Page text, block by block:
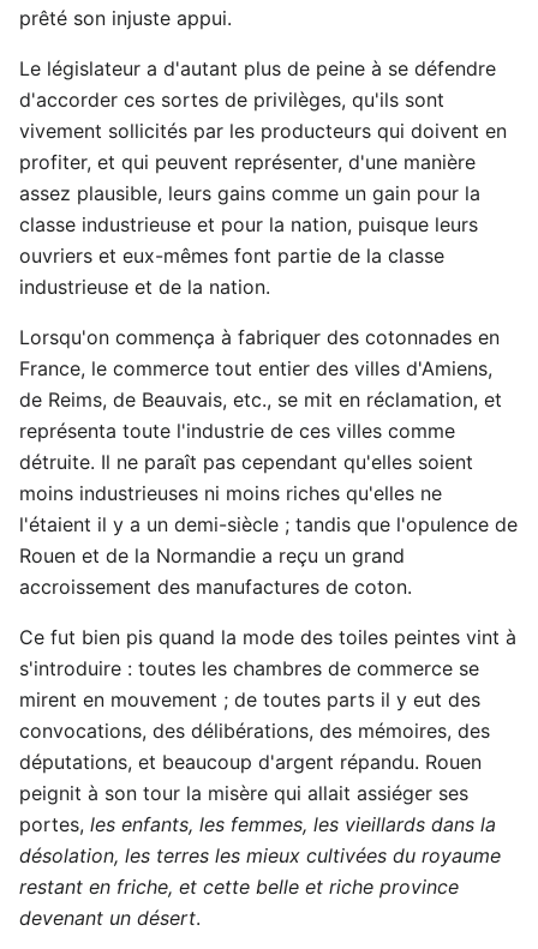
prêté son injuste appui.
Le législateur a d'autant plus de peine à se défendre
d'accorder ces sortes de privilèges, qu'ils sont
vivement sollicités par les producteurs qui doivent en
profiter, et qui peuvent représenter, d'une manière
assez plausible, leurs gains comme un gain pour la
classe industrieuse et pour la nation, puisque leurs
ouvriers et eux-mêmes font partie de la classe
industrieuse et de la nation.
Lorsqu'on commença à fabriquer des cotonnades en
France, le commerce tout entier des villes d'Amiens,
de Reims, de Beauvais, etc., se mit en réclamation, et
représenta toute l'industrie de ces villes comme
détruite. Il ne paraît pas cependant qu'elles soient
moins industrieuses ni moins riches qu'elles ne
l'étaient il y a un demi-siècle ; tandis que l'opulence de
Rouen et de la Normandie a reçu un grand
accroissement des manufactures de coton.
Ce fut bien pis quand la mode des toiles peintes vint à
s'introduire : toutes les chambres de commerce se
mirent en mouvement ; de toutes parts il y eut des
convocations, des délibérations, des mémoires, des
députations, et beaucoup d'argent répandu. Rouen
peignit à son tour la misère qui allait assiéger ses
portes, les enfants, les femmes, les vieillards dans la
désolation, les terres les mieux cultivées du royaume
restant en friche, et cette belle et riche province
devenant un désert.